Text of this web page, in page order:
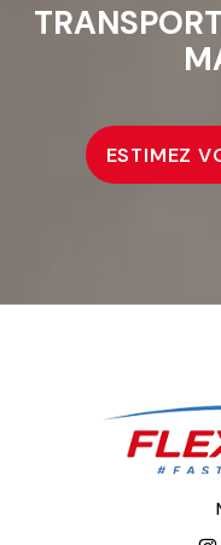
ESTIMEZ